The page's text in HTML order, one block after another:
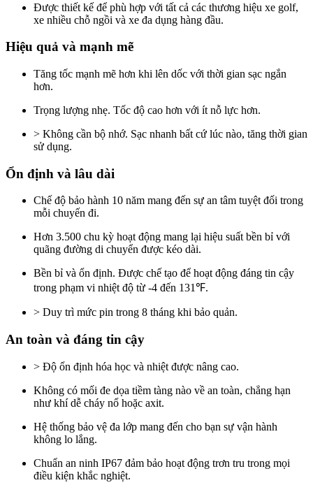
Được thiết kế để phù hợp với tất cả các thương hiệu xe golf,
xe nhiều chỗ ngồi và xe đa dụng hàng đầu.
Hiệu quả và mạnh mẽ
Tăng tốc mạnh mẽ hơn khi lên dốc với thời gian sạc ngắn
hơn.
Trọng lượng nhẹ. Tốc độ cao hơn với ít nỗ lực hơn.
> Không cần bộ nhớ. Sạc nhanh bất cứ lúc nào, tăng thời gian
sử dụng.
Ổn định và lâu dài
Chế độ bảo hành 10 năm mang đến sự an tâm tuyệt đối trong
mỗi chuyến đi.
Hơn 3.500 chu kỳ hoạt động mang lại hiệu suất bền bỉ với
quãng đường di chuyển được kéo dài.
Bền bỉ và ổn định. Được chế tạo để hoạt động đáng tin cậy
trong phạm vi nhiệt độ từ -4 đến 131℉.
> Duy trì mức pin trong 8 tháng khi bảo quản.
An toàn và đáng tin cậy
> Độ ổn định hóa học và nhiệt được nâng cao.
Không có mối đe dọa tiềm tàng nào về an toàn, chẳng hạn
như khí dễ cháy nổ hoặc axit.
Hệ thống bảo vệ đa lớp mang đến cho bạn sự vận hành
không lo lắng.
Chuẩn an ninh IP67 đảm bảo hoạt động trơn tru trong mọi
điều kiện khắc nghiệt.